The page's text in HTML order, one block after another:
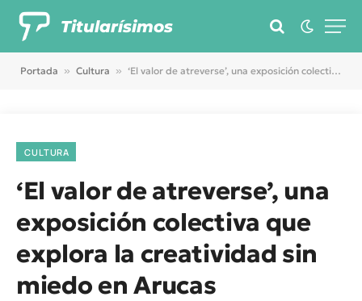
Titularísimos
Portada » Cultura » ‘El valor de atreverse’, una exposición colectiva que explora la creatividad sin miedo en Arucas
CULTURA
‘El valor de atreverse’, una
exposición colectiva que
explora la creatividad sin
miedo en Arucas